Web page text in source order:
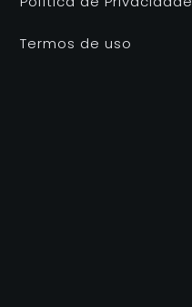
Termos de uso